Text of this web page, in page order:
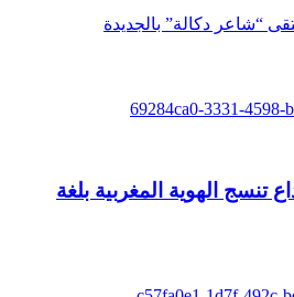
تنسج الهوية المغربية بلغة